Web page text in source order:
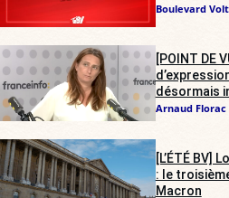
Boulevard
[POINT DE
désormais
Arnaud Florac
[L’ÉTÉ BV]
: le
Macron